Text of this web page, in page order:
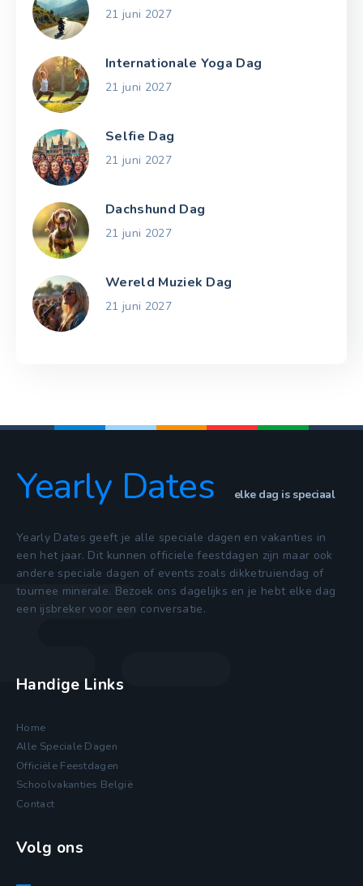
21 juni 2027
Internationale Yoga Dag
21 juni 2027
Selfie Dag
21 juni 2027
Dachshund Dag
21 juni 2027
Wereld Muziek Dag
21 juni 2027
Yearly Dates elke dag is speciaal
Yearly Dates geeft je alle speciale dagen en vakanties in
een het jaar. Dit kunnen officiele feestdagen zijn maar ook
andere speciale dagen of events zoals dikketruiendag of
tournee minerale. Bezoek ons dagelijks en je hebt elke dag
een ijsbreker voor een conversatie.
Handige Links
Home
Alle Speciale Dagen
Officiële Feestdagen
Schoolvakanties België
Contact
Volg ons